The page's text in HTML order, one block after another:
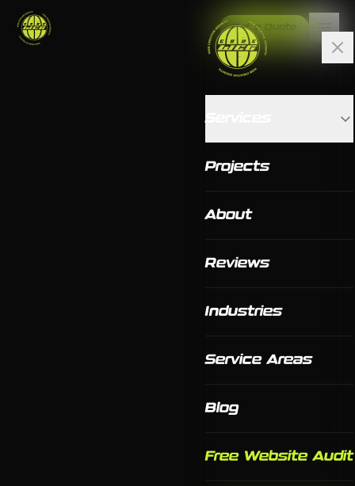
Get a Quote
Projects
About
Reviews
Industries
Service Areas
Blog
Free Website Audit